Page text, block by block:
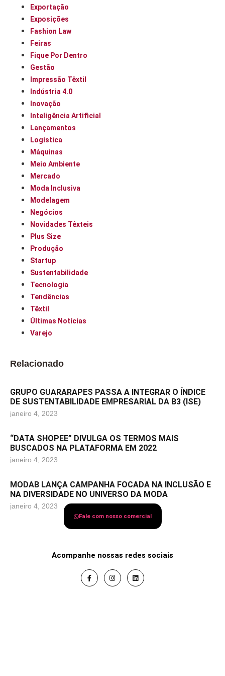
Exportação
Exposições
Fashion Law
Feiras
Fique Por Dentro
Gestão
Impressão Têxtil
Indústria 4.0
Inovação
Inteligência Artificial
Lançamentos
Logística
Máquinas
Meio Ambiente
Mercado
Moda Inclusiva
Modelagem
Negócios
Novidades Têxteis
Plus Size
Produção
Startup
Sustentabilidade
Tecnologia
Tendências
Têxtil
Últimas Notícias
Varejo
Relacionado
GRUPO GUARARAPES PASSA A INTEGRAR O ÍNDICE
DE SUSTENTABILIDADE EMPRESARIAL DA B3 (ISE)
janeiro 4, 2023
“DATA SHOPEE” DIVULGA OS TERMOS MAIS
BUSCADOS NA PLATAFORMA EM 2022
janeiro 4, 2023
MODAB LANÇA CAMPANHA FOCADA NA INCLUSÃO E
NA DIVERSIDADE NO UNIVERSO DA MODA
janeiro 4, 2023
Fale com nosso comercial
Acompanhe nossas redes sociais